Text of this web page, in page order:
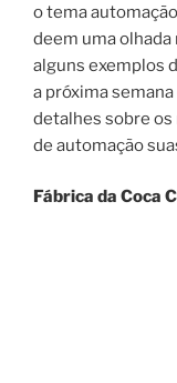
o tema
deem uma
alguns exemplos
a próxima
detalhes sobre
de automação
Fábrica da Coca